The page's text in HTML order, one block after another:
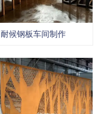
耐候钢板车间制作